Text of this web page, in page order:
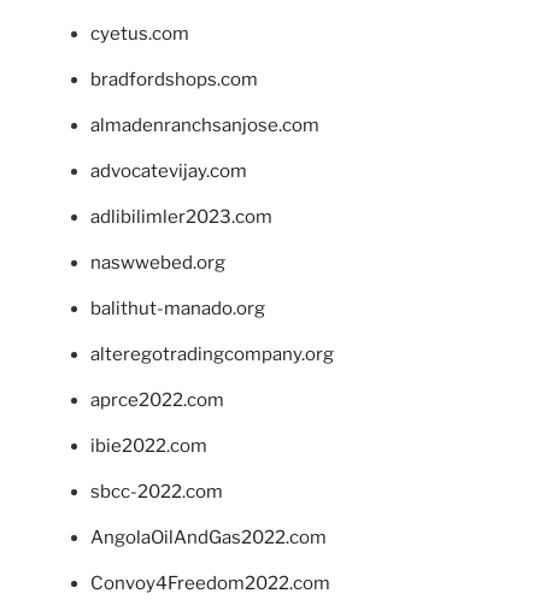
cyetus.com
bradfordshops.com
almadenranchsanjose.com
advocatevijay.com
adlibilimler2023.com
naswwebed.org
balithut-manado.org
alteregotradingcompany.org
aprce2022.com
ibie2022.com
sbcc-2022.com
AngolaOilAndGas2022.com
Convoy4Freedom2022.com